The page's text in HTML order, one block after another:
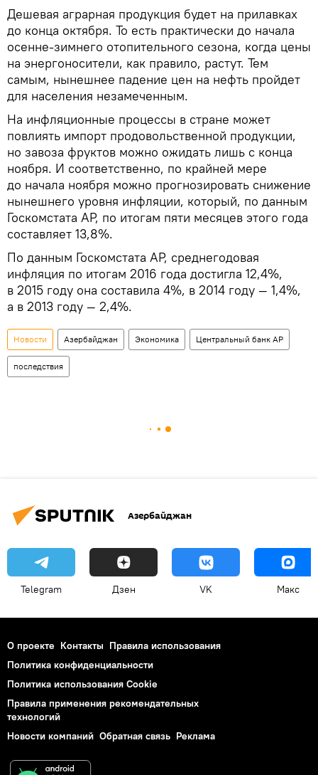
Дешевая аграрная продукция будет на прилавках
до конца октября. То есть практически до начала
осенне-зимнего отопительного сезона, когда цены
на энергоносители, как правило, растут. Тем
самым, нынешнее падение цен на нефть пройдет
для населения незамеченным.
На инфляционные процессы в стране может
повлиять импорт продовольственной продукции,
но завоза фруктов можно ожидать лишь с конца
ноября. И соответственно, по крайней мере
до начала ноября можно прогнозировать снижение
нынешнего уровня инфляции, который, по данным
Госкомстата АР, по итогам пяти месяцев этого года
составляет 13,8%.
По данным Госкомстата АР, среднегодовая
инфляция по итогам 2016 года достигла 12,4%,
в 2015 году она составила 4%, в 2014 году — 1,4%,
а в 2013 году — 2,4%.
Новости Азербайджан Экономика Центральный банк АР
последствия
Азербайджан
Telegram Дзен VK Макс
О проекте Контакты Правила использования
Политика конфиденциальности
Политика использования Cookie
Правила применения рекомендательных
технологий
Новости компаний Обратная связь Реклама